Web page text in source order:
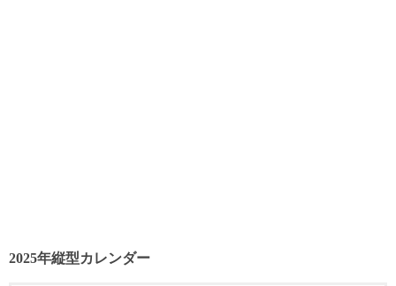
2025年縦型カレンダー